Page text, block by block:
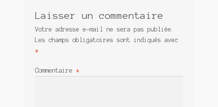
Marre des adultes
Mes romans
Meurtre en alternance
Laisser un commentaire
Votre adresse e-mail ne sera pas publiée.
Les champs obligatoires sont indiqués avec
*
Commentaire *